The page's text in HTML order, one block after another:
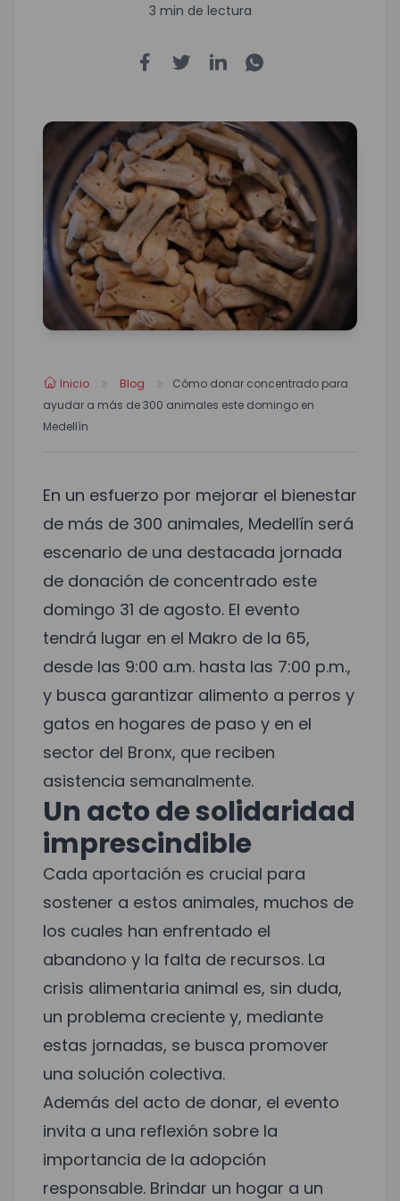
3 min de lectura
Inicio Blog
Cómo donar concentrado para
ayudar a más de 300 animales este domingo en
Medellín
En un esfuerzo por mejorar el bienestar
de más de 300 animales, Medellín será
escenario de una destacada jornada
de donación de concentrado este
domingo 31 de agosto. El evento
tendrá lugar en el Makro de la 65,
desde las 9:00 a.m. hasta las 7:00 p.m.,
y busca garantizar alimento a perros y
gatos en hogares de paso y en el
sector del Bronx, que reciben
asistencia semanalmente.
Un acto de solidaridad
imprescindible
Cada aportación es crucial para
sostener a estos animales, muchos de
los cuales han enfrentado el
abandono y la falta de recursos. La
crisis alimentaria animal es, sin duda,
un problema creciente y, mediante
estas jornadas, se busca promover
una solución colectiva.
Además del acto de donar, el evento
invita a una reflexión sobre la
importancia de la adopción
responsable. Brindar un hogar a un